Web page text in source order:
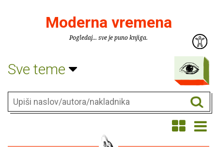
Moderna vremena
Pogledaj... sve je puno knjiga.
Sve teme